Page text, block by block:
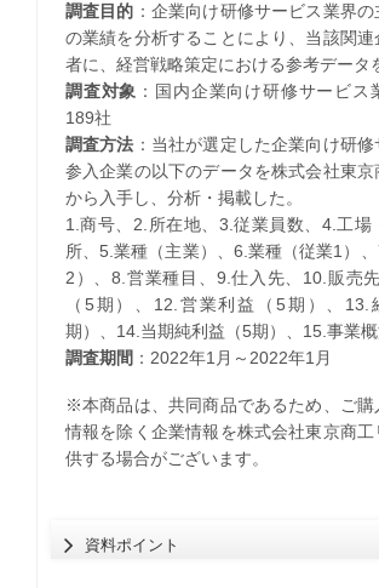
調査目的 ：企業向け研修サービス業界
の業績を分析することにより、当該関連
者に、経営戦略策定における参考データ
調査対象 ：国内企業向け研修サービス
189社
調査方法 ：当社が選定した企業向け研
参入企業の以下のデータを株式会社東京
から入手し、分析・掲載した。
1.商号、2.所在地、3.従業員数、4.工場
所、5.業種（主業）、6.業種（従業1）
2）、8.営業種目、9.仕入先、10.販売
（5期）、12.営業利益（5期）、13.
期）、14.当期純利益（5期）、15.事業
調査期間 ：2022年1月～2022年1月
※本商品は、共同商品であるため、ご購
情報を除く企業情報を株式会社東京商工
供する場合がございます。
資料ポイント